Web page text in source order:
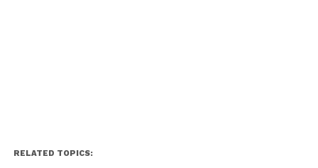
RELATED TOPICS: